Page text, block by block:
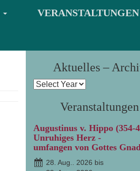
VERANSTALTUNGEN
Aktuelles –
Veranstaltungen
Augustinus v. Hippo (354-
Unruhiges Herz -
umfangen von Gottes
28. Aug.. 2026 bis